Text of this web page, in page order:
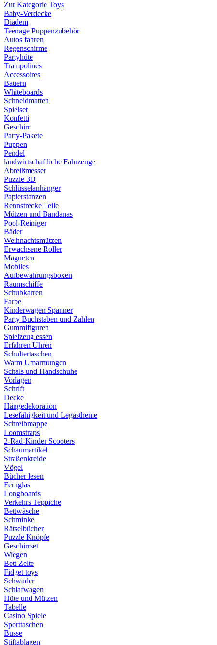
Zur Kategorie Toys
Baby-Verdecke
Diadem
Teenage Puppenzubehör
Autos fahren
Regenschirme
Partyhüte
Trampolines
Accessoires
Bauern
Whiteboards
Schneidmatten
Spielset
Konfetti
Geschirr
Party-Pakete
Puppen
Pendel
landwirtschaftliche Fahrzeuge
Abreißmesser
Puzzle 3D
Schlüsselanhänger
Papierstanzen
Rennstrecke Teile
Mützen und Bandanas
Pool-Reiniger
Bäder
Weihnachtsmützen
Erwachsene Roller
Magneten
Mobiles
Aufbewahrungsboxen
Raumschiffe
Schubkarren
Farbe
Kinderwagen Spanner
Party Buchstaben und Zahlen
Gummifiguren
Spielzeug essen
Erfahren Uhren
Schultertaschen
Warm Umarmungen
Schals und Handschuhe
Vorlagen
Schrift
Decke
Hängedekoration
Lesefähigkeit und Legasthenie
Schreibmappe
Loomstraps
2-Rad-Kinder Scooters
Schaumartikel
Straßenkreide
Vögel
Bücher lesen
Fernglas
Longboards
Verkehrs Teppiche
Bettwäsche
Schminke
Rätselbücher
Puzzle Knöpfe
Geschirrset
Wiegen
Bett Zelte
Fidget toys
Schwader
Schlafwagen
Hüte und Mützen
Tabelle
Casino Spiele
Sporttaschen
Busse
Stiftablagen